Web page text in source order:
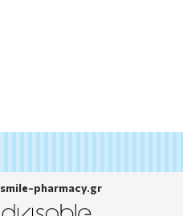
smile-pharmacy.gr